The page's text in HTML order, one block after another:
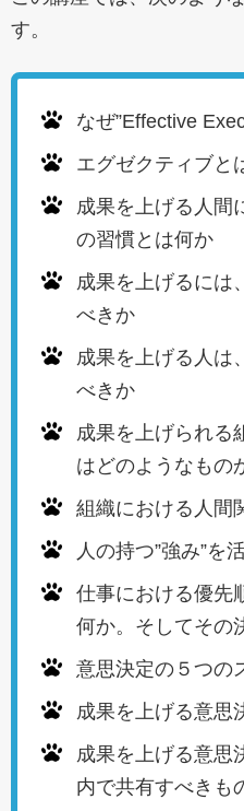
す。
なぜ”Effective
エグゼクティブと
成果を上げる人間
の習慣とは何か
成果を上げるには
べきか
成果を上げる人は
べきか
成果を上げられる
はどのようなもの
組織における人間
人の持つ”強み”を
仕事における優先
何か。そしてその
意思決定の５つの
成果を上げる意思
成果を上げる意思
内で共有すべきも